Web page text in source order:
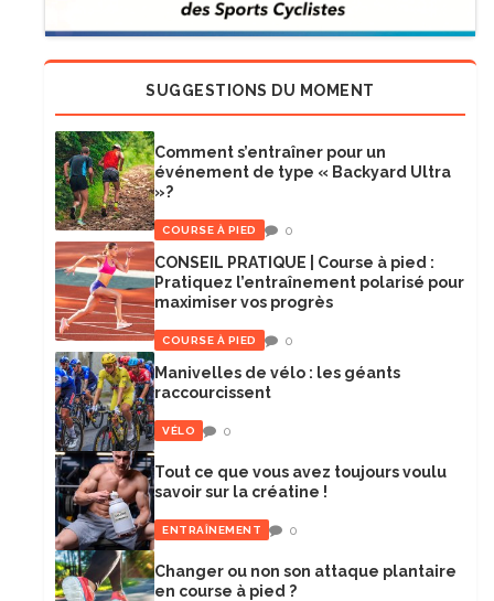
SUGGESTIONS DU MOMENT
Comment s’entraîner pour un
événement de type « Backyard Ultra
»?
COURSE À PIED 0
CONSEIL PRATIQUE | Course à pied :
Pratiquez l’entraînement polarisé pour
maximiser vos progrès
COURSE À PIED 0
Manivelles de vélo : les géants
raccourcissent
VÉLO 0
Tout ce que vous avez toujours voulu
savoir sur la créatine !
ENTRAÎNEMENT 0
Changer ou non son attaque plantaire
en course à pied ?